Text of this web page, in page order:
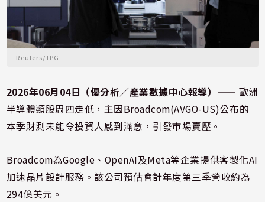
Reuters/TPG
2026年06月04日（優分析／產業數據中心報導） ⸺ 歐洲
半導體類股周四走低，主因Broadcom(AVGO-US)公布的
本季財測未能令投資人感到滿意，引發市場賣壓。
Broadcom為Google、OpenAI及Meta等企業提供客製化AI
加速晶片設計服務。該公司預估會計年度第三季營收約為
294億美元。